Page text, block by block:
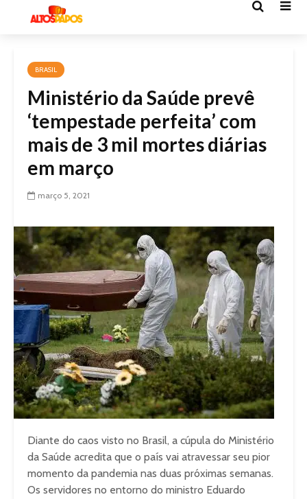
BRASIL
Ministério da Saúde prevê
‘tempestade perfeita’ com
mais de 3 mil mortes diárias
em março
março 5, 2021
Diante do caos visto no Brasil, a cúpula do Ministério
da Saúde acredita que o país vai atravessar seu pior
momento da pandemia nas duas próximas semanas.
Os servidores no entorno do ministro Eduardo